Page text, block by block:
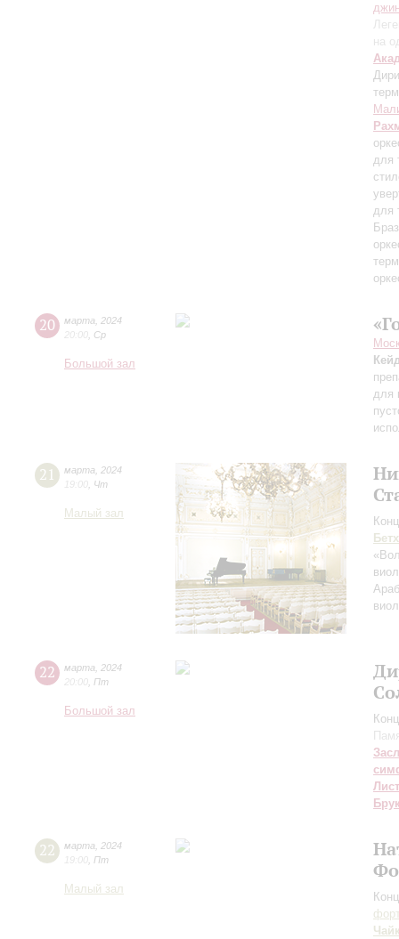
на
для
для
20 марта
2024
20:00 Ср
Большой зал
для
21 марта
2024
19:00 Чт
Малый зал
22 марта
2024
20:00 Пт
Большой зал
Лист
22 марта
2024
19:00 Пт
Малый зал